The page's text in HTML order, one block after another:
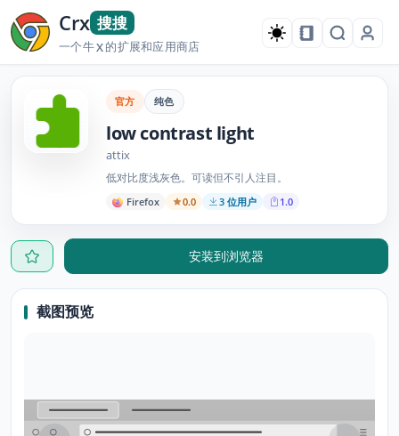
Crx 搜搜
一个牛X的扩展和应用商店
官方 纯色
low contrast light
attix
低对比度浅灰色。可读但不引人注目。
Firefox 0.0 3 位用户 1.0
安装到浏览器
截图预览